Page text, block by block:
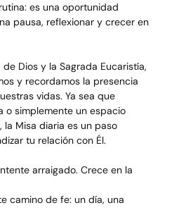
es una oportunidad
pausa, reflexionar y crecer en
Dios y la Sagrada Eucaristía,
y recordamos la presencia
vidas. Ya sea que
o simplemente un espacio
la Misa diaria es un paso
tu relación con Él.
arraigado. Crece en la
camino de fe: un día, una